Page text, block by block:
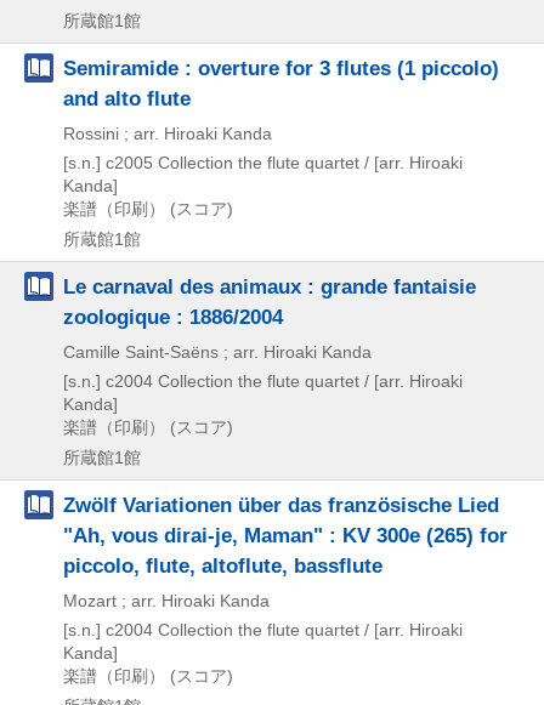
所蔵館1館
Semiramide : overture for 3 flutes (1 piccolo)
and alto flute
Rossini ; arr. Hiroaki Kanda
[s.n.] c2005 Collection the flute quartet / [arr. Hiroaki
Kanda]
楽譜（印刷） (スコア)
所蔵館1館
Le carnaval des animaux : grande fantaisie
zoologique : 1886/2004
Camille Saint-Saëns ; arr. Hiroaki Kanda
[s.n.] c2004 Collection the flute quartet / [arr. Hiroaki
Kanda]
楽譜（印刷） (スコア)
所蔵館1館
Zwölf Variationen über das französische Lied
"Ah, vous dirai-je, Maman" : KV 300e (265) for
piccolo, flute, altoflute, bassflute
Mozart ; arr. Hiroaki Kanda
[s.n.] c2004 Collection the flute quartet / [arr. Hiroaki
Kanda]
楽譜（印刷） (スコア)